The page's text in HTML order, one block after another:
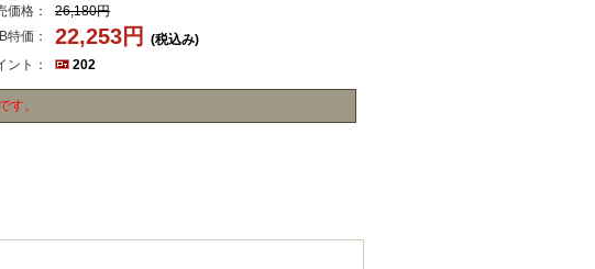
価格：
26,180円
特価：
22,253円
(税込み)
ント：
202
す。